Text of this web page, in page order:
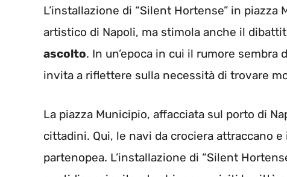
L’installazione di “Silent Hortense” in
artistico di Napoli, ma stimola anche il
ascolto. In un’epoca in cui il rumore sembra
invita a riflettere sulla necessità di trovare
La piazza Municipio, affacciata sul porto di
cittadini. Qui, le navi da crociera attraccano
partenopea. L’installazione di “Silent